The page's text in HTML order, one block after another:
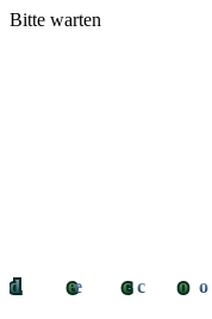
Bitte warten
deco